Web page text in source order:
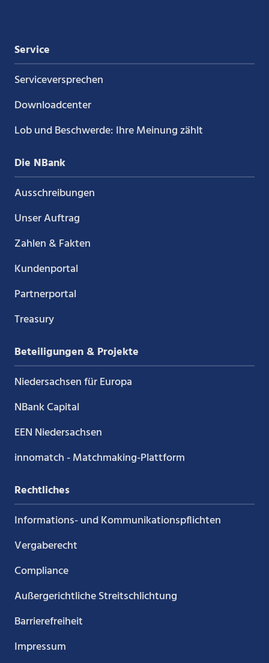
Service
Service­versprechen
Downloadcenter
Lob und Beschwerde: Ihre Meinung zählt
Die NBank
Ausschreibungen
Unser Auftrag
Zahlen & Fakten
Kundenportal
Partnerportal
Treasury
Beteiligungen & Projekte
Niedersachsen für Europa
NBank Capital
EEN Niedersachsen
innomatch - Matchmaking-Plattform
Rechtliches
Informations- und Kommunikations­pflichten
Vergaberecht
Compliance
Außergerichtliche Streitschlichtung
Barrierefreiheit
Impressum